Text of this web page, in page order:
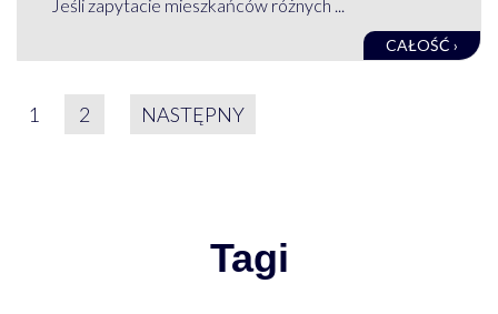
Jeśli zapytacie mieszkańców różnych ...
CAŁOŚĆ ›
STRONICOWANIE
1 2 NASTĘPNY
Tagi